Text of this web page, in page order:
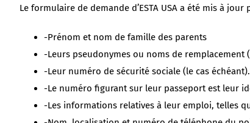
Le formulaire de demande d’ESTA USA a été mis à
-Prénom et nom de famille des parents
-Leurs pseudonymes ou noms de remplacement
-Leur numéro de sécurité sociale (le cas échéant).
-Le numéro figurant sur leur passeport est leur
-Les informations relatives à leur emploi, telles